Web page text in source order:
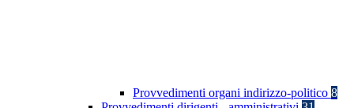
Provvedimenti organi indirizzo-politico 8